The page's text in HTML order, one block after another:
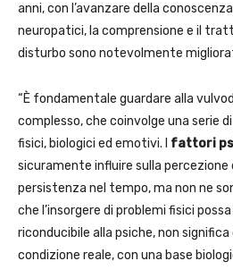
anni, con l’avanzare della
neuropatici, la comprensione e il
disturbo sono notevolmente
“È fondamentale guardare alla
complesso, che coinvolge una serie
fisici, biologici ed emotivi. I fattori
sicuramente influire sulla percezione
persistenza nel tempo, ma non ne
che l’insorgere di problemi fisici
riconducibile alla psiche, non significa
condizione reale, con una base